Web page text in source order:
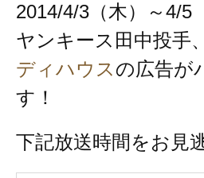
2014/4/3（木）～4/5
ヤンキース田中投手
ディハウスの広告が
す！
下記放送時間をお見